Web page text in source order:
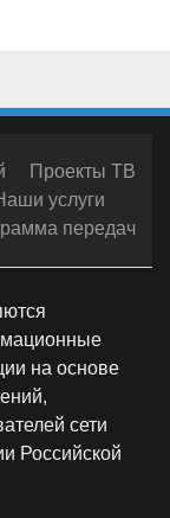
Проекты ТВ
услуги
передач
на основе
сети
Российской